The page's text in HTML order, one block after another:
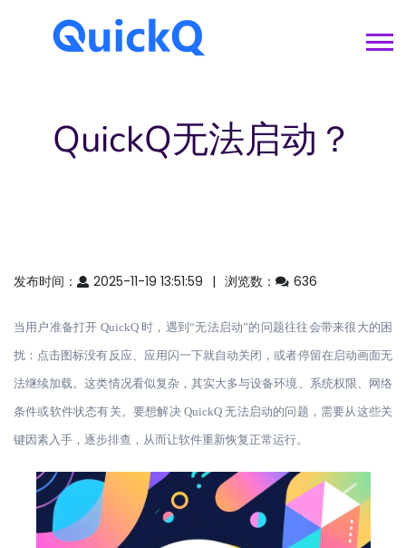
QuickQ无法启动？
发布时间： 2025-11-19 13:51:59 浏览数： 636
当用户准备打开 QuickQ 时，遇到“无法启动”的问题往往会带来很大的困
扰：点击图标没有反应、应用闪一下就自动关闭，或者停留在启动画面无
法继续加载。这类情况看似复杂，其实大多与设备环境、系统权限、网络
条件或软件状态有关。要想解决 QuickQ 无法启动的问题，需要从这些关
键因素入手，逐步排查，从而让软件重新恢复正常运行。